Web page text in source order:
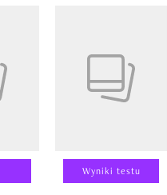
Wyniki testu